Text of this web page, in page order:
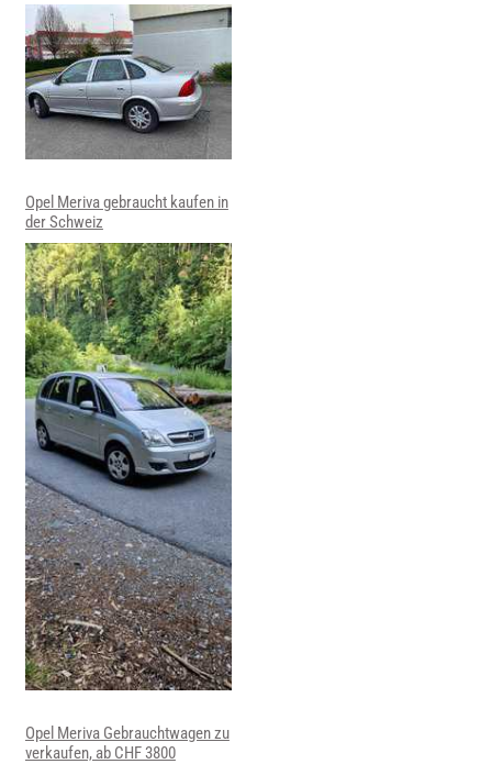
Opel Meriva gebraucht kaufen in
der Schweiz
Opel Meriva Gebrauchtwagen zu
verkaufen, ab CHF 3800